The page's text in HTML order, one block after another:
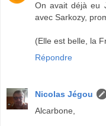
On avait déjà eu
avec Sarkozy,
(Elle est belle, la
Répondre
Nicolas Jégou
Alcarbone,